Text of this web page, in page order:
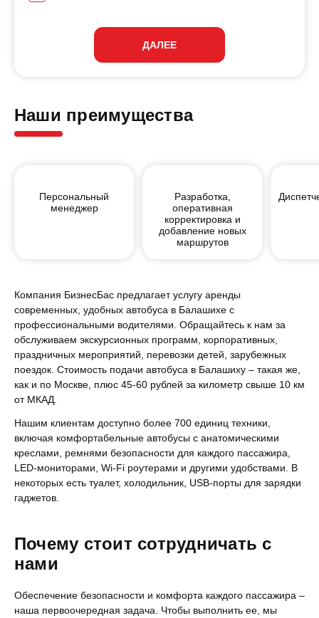
ДАЛЕЕ
Наши преимущества
Персональный
менеджер
Разработка,
оперативная
корректировка и
добавление новых
маршрутов
Компания БизнесБас предлагает услугу аренды
современных, удобных автобуса в Балашихе с
профессиональными водителями. Обращайтесь к нам за
обслуживаем экскурсионных программ, корпоративных,
праздничных мероприятий, перевозки детей, зарубежных
поездок. Стоимость подачи автобуса в Балашиху – такая же,
как и по Москве, плюс 45-60 рублей за километр свыше 10 км
от МКАД.
Нашим клиентам доступно более 700 единиц техники,
включая комфортабельные автобусы с анатомическими
креслами, ремнями безопасности для каждого пассажира,
LED-мониторами, Wi-Fi роутерами и другими удобствами. В
некоторых есть туалет, холодильник, USB-порты для зарядки
гаджетов.
Почему стоит сотрудничать с
нами
Обеспечение безопасности и комфорта каждого пассажира –
наша первоочередная задача. Чтобы выполнить ее, мы